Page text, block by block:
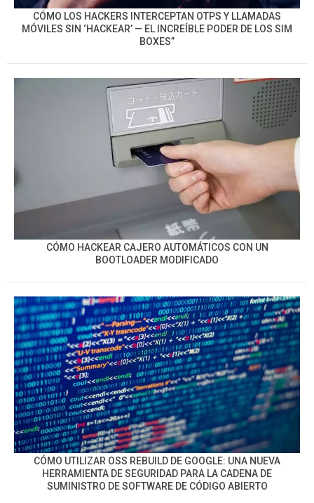
CÓMO LOS HACKERS INTERCEPTAN OTPS Y LLAMADAS
MÓVILES SIN ‘HACKEAR’ — EL INCREÍBLE PODER DE LOS SIM
BOXES”
CÓMO HACKEAR CAJERO AUTOMÁTICOS CON UN
BOOTLOADER MODIFICADO
CÓMO UTILIZAR OSS REBUILD DE GOOGLE: UNA NUEVA
HERRAMIENTA DE SEGURIDAD PARA LA CADENA DE
SUMINISTRO DE SOFTWARE DE CÓDIGO ABIERTO